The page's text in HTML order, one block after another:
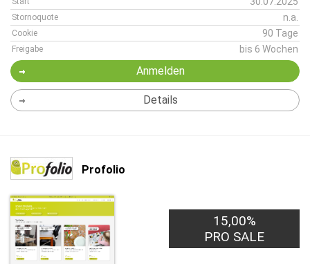
Stornoquote n.a.
Cookie 90 Tage
Freigabe bis 6 Wochen
Anmelden
Details
Profolio
15,00%
PRO SALE